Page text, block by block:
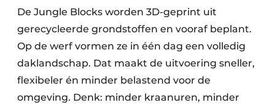
De Jungle Blocks worden 3D-geprint uit
gerecycleerde grondstoffen en vooraf beplant.
Op de werf vormen ze in één dag een volledig
daklandschap. Dat maakt de uitvoering sneller,
flexibeler én minder belastend voor de
omgeving. Denk: minder kraanuren, minder